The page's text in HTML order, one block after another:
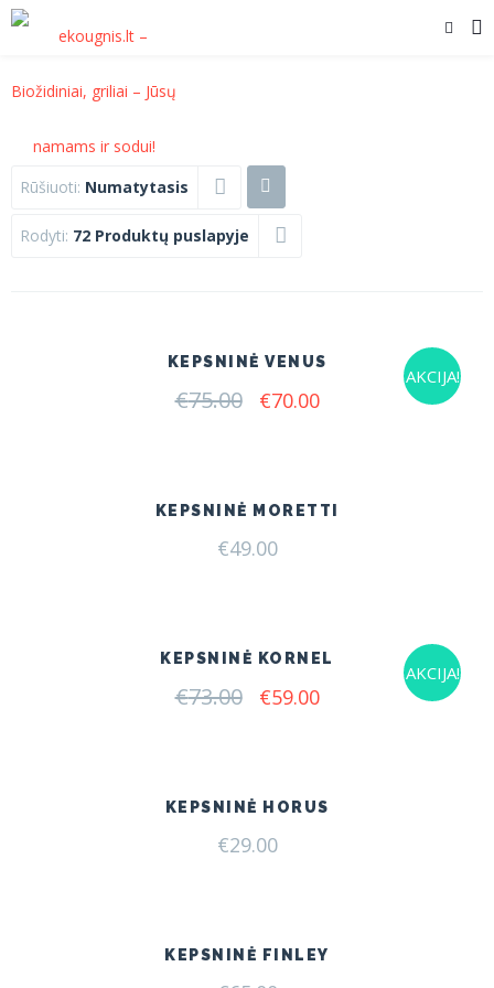
Rūšiuoti: Numatytasis
Rodyti: 72 Produktų puslapyje
AKCIJA!
KEPSNINĖ VENUS
€75.00 Original
€70.00Current
KEPSNINĖ MORETTI
€49.00
AKCIJA!
KEPSNINĖ KORNEL
€73.00 Original
€59.00Current
KEPSNINĖ HORUS
€29.00
KEPSNINĖ FINLEY